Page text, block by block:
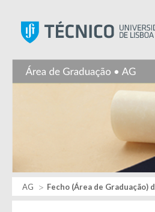
AG Fecho (Área de Graduação)